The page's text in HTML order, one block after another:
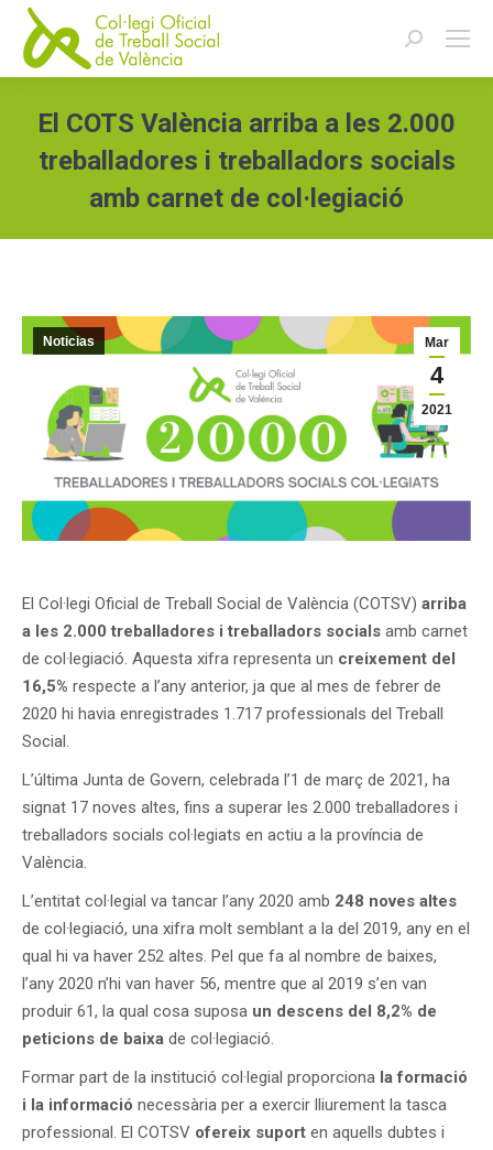
Buscar:
El COTS València arriba a les 2.000
treballadores i treballadors socials
amb carnet de col·legiació
Mar
4
2021
Noticias
El Col·legi Oficial de Treball Social de València (COTSV) arriba
a les 2.000 treballadores i treballadors socials amb carnet
de col·legiació. Aquesta xifra representa un creixement del
16,5% respecte a l’any anterior, ja que al mes de febrer de
2020 hi havia enregistrades 1.717 professionals del Treball
Social.
L’última Junta de Govern, celebrada l’1 de març de 2021, ha
signat 17 noves altes, fins a superar les 2.000 treballadores i
treballadors socials col·legiats en actiu a la província de
València.
L’entitat col·legial va tancar l’any 2020 amb 248 noves altes
de col·legiació, una xifra molt semblant a la del 2019, any en el
qual hi va haver 252 altes. Pel que fa al nombre de baixes,
l’any 2020 n’hi van haver 56, mentre que al 2019 s’en van
produir 61, la qual cosa suposa un descens del 8,2% de
peticions de baixa de col·legiació.
Formar part de la institució col·legial proporciona la formació
i la informació necessària per a exercir lliurement la tasca
professional. El COTSV ofereix suport en aquells dubtes i